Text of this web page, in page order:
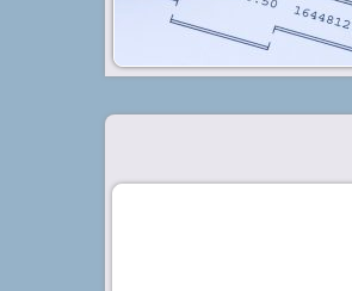
Baca Selengkapnya »